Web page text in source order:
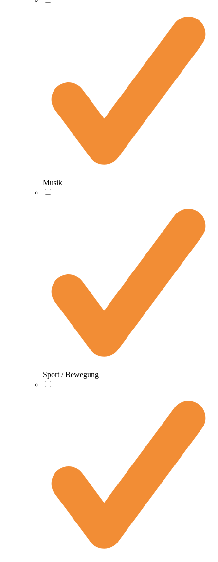
Musik
Sport / Bewegung